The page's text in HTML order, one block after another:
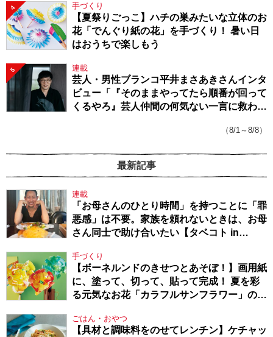
4 手づくり
【夏祭りごっこ】ハチの巣みたいな立体のお
花「でんぐり紙の花」を手づくり！ 暑い日
はおうちで楽しもう
5 連載
芸人・男性ブランコ平井まさあきさんインタ
ビュー「『そのままやってたら順番が回って
くるやろ』芸人仲間の何気ない一言に救われ
（8/1～8/8）
最新記事
連載
「お母さんのひとり時間」を持つことに「罪
悪感」は不要。家族を頼れないときは、お母
さん同士で助け合いたい【タベコト in
手づくり
【ボーネルンドのきせつとあそぼ！】画用紙
に、塗って、切って、貼って完成！ 夏を彩
る元気なお花「カラフルサンフラワー」の作
ごはん・おやつ
【具材と調味料をのせてレンチン】ケチャッ